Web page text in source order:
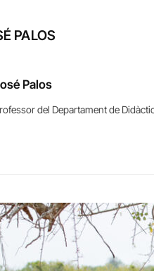
PALOS
Palos
del Departament de